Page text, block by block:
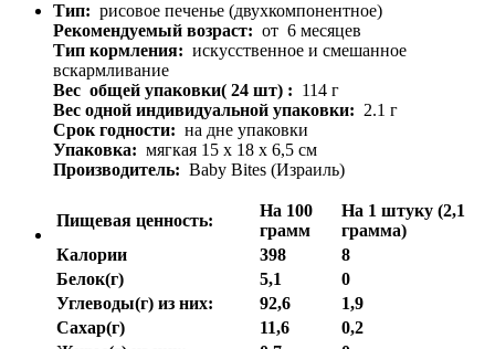
Тип: рисовое печенье (двухкомпонентное)
Рекомендуемый возраст: от 6 месяцев
Тип кормления: искусственное и смешанное
вскармливание
Вес общей упаковки( 24 шт) : 114 г
Вес одной индивидуальной упаковки: 2.1 г
Срок годности: на дне упаковки
Упаковка: мягкая 15 x 18 x 6,5 см
Производитель: Baby Bites (Израиль)
Пищевая ценность:
На 100
грамм
На 1 штуку (2,1
грамма)
Калории
398
8
Белок(г)
5,1
0
Углеводы(г) из них:
92,6
1,9
Сахар(г)
11,6
0,2